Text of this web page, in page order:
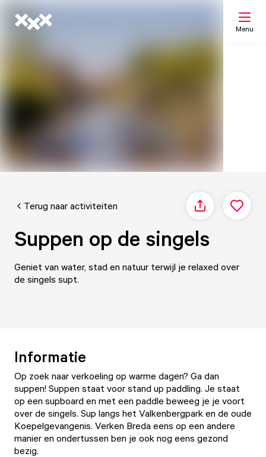
Menu
Terug naar activiteiten Delen
Suppen op de singels
Geniet van water, stad en natuur terwijl je relaxed over
de singels supt.
Informatie
Op zoek naar verkoeling op warme dagen? Ga dan
suppen! Suppen staat voor stand up paddling. Je staat
op een supboard en met een paddle beweeg je je voort
over de singels. Sup langs het Valkenbergpark en de oude
Koepelgevangenis. Verken Breda eens op een andere
manier en ondertussen ben je ook nog eens gezond
bezig.